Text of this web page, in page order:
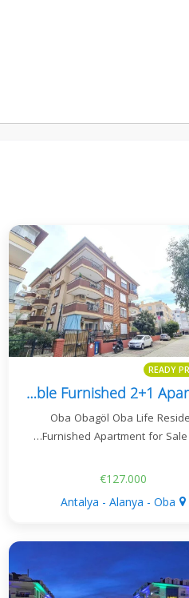
READY
Oba Life Residence Residency-Eligible Furnished 2+1 Apartment
Oba Obagöl Oba Life
Furnished Apartment for Sale
€127.000
Antalya - Alanya - Oba